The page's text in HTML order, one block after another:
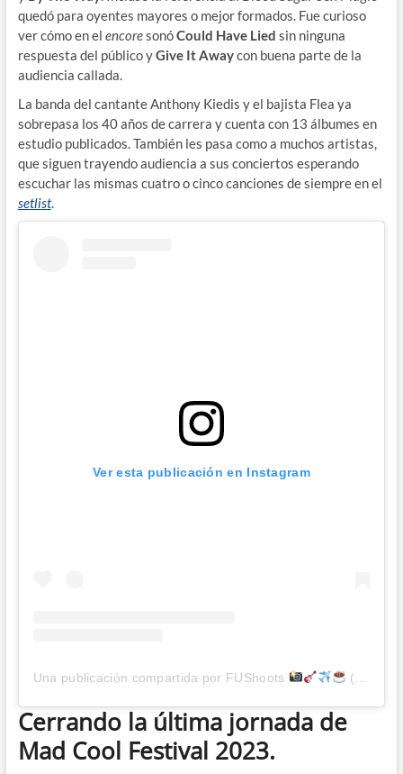
quedó para oyentes mayores o mejor formados. Fue curioso
ver cómo en el encoresonóCould Have Lied sin ninguna
respuesta del público yGive It Awaycon buena parte de la
audiencia callada.
La banda del cantante Anthony Kiedis y el bajista Flea ya
sobrepasa los 40 años de carrera y cuenta con 13 álbumes en
estudio publicados. También les pasa como a muchos artistas,
que siguen trayendo audiencia a sus conciertos esperando
escuchar las mismas cuatro o cinco canciones de siempre en el
setlist.
Ver esta publicación en Instagram
Una publicación compartida por FUShoots (@fushoots)
Cerrando la última jornada de
Mad Cool Festival 2023.